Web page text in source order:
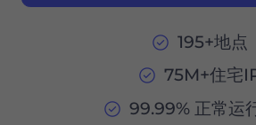
195+地点
75M+住宅
99.99% 正常运